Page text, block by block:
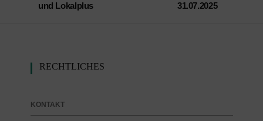
und Lokalplus
31.07.2025
RECHTLICHES
KONTAKT